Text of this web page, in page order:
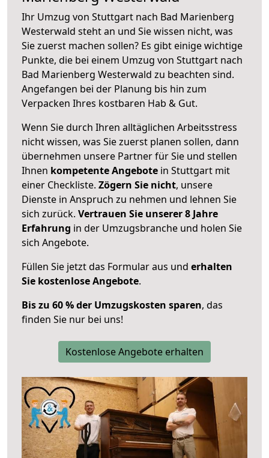
Ihr Umzug von Stuttgart nach Bad Marienberg
Westerwald steht an und Sie wissen nicht, was
Sie zuerst machen sollen? Es gibt einige wichtige
Punkte, die bei einem Umzug von Stuttgart nach
Bad Marienberg Westerwald zu beachten sind.
Angefangen bei der Planung bis hin zum
Verpacken Ihres kostbaren Hab & Gut.
Wenn Sie durch Ihren alltäglichen Arbeitsstress
nicht wissen, was Sie zuerst planen sollen, dann
übernehmen unsere Partner für Sie und stellen
Ihnen kompetente Angebote in Stuttgart mit
einer Checkliste. Zögern Sie nicht, unsere
Dienste in Anspruch zu nehmen und lehnen Sie
sich zurück. Vertrauen Sie unserer 8 Jahre
Erfahrung in der Umzugsbranche und holen Sie
sich Angebote.
Füllen Sie jetzt das Formular aus und erhalten
Sie kostenlose Angebote.
Bis zu 60 % der Umzugskosten sparen, das
finden Sie nur bei uns!
Kostenlose Angebote erhalten